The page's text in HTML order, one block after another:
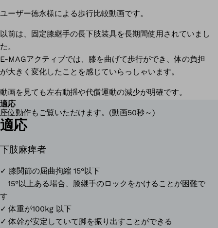
ユーザー徳永様による歩行比較動画です。
以前は、固定膝継手の長下肢装具を長期間使用されていまし
た。
E-MAGアクティブでは、膝を曲げて歩行ができ、体の負担
が大きく変化したことを感じていらっしゃいます。
動画を見ても左右動揺や代償運動の減少が明確です。
座位動作もご覧いただけます。(動画50秒～)
適応
適応
下肢麻痺者
✓ 膝関節の屈曲拘縮 15°以下
15°以上ある場合、膝継手のロックをかけることが困難で
す
✓ 体重が100kg 以下
✓ 体幹が安定していて脚を振り出すことができる